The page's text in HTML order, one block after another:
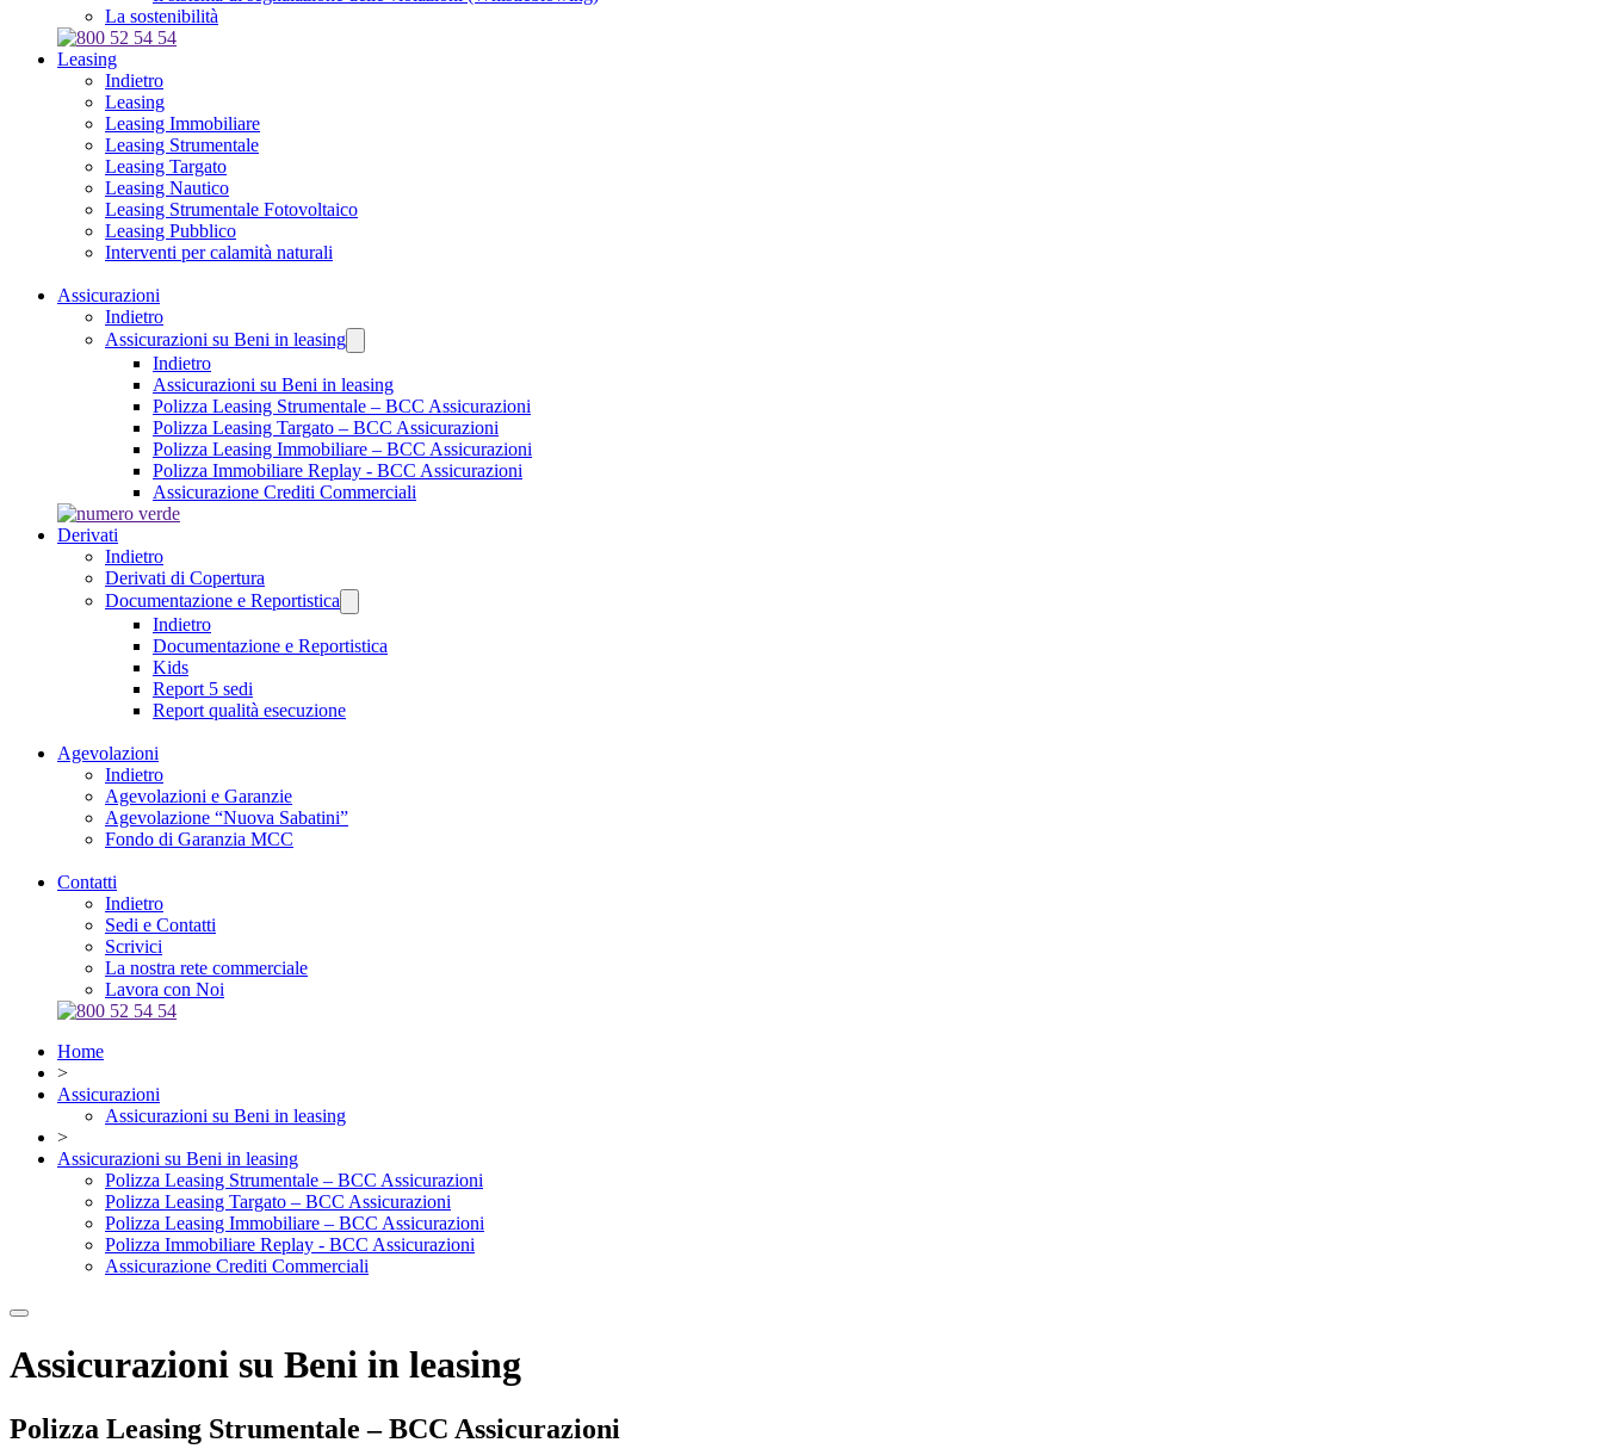
La sostenibilità
Leasing
Indietro
Leasing
Leasing Immobiliare
Leasing Strumentale
Leasing Targato
Leasing Nautico
Leasing Strumentale Fotovoltaico
Leasing Pubblico
Interventi per calamità naturali
Assicurazioni
Indietro
Assicurazioni su Beni in leasing
Indietro
Assicurazioni su Beni in leasing
Polizza Leasing Strumentale – BCC Assicurazioni
Polizza Leasing Targato – BCC Assicurazioni
Polizza Leasing Immobiliare – BCC Assicurazioni
Polizza Immobiliare Replay - BCC Assicurazioni
Assicurazione Crediti Commerciali
Derivati
Indietro
Derivati di Copertura
Documentazione e Reportistica
Indietro
Documentazione e Reportistica
Kids
Report 5 sedi
Report qualità esecuzione
Agevolazioni
Indietro
Agevolazioni e Garanzie
Agevolazione “Nuova Sabatini”
Fondo di Garanzia MCC
Contatti
Indietro
Sedi e Contatti
Scrivici
La nostra rete commerciale
Lavora con Noi
Home
>
Assicurazioni
Assicurazioni su Beni in leasing
>
Assicurazioni su Beni in leasing
Polizza Leasing Strumentale – BCC Assicurazioni
Polizza Leasing Targato – BCC Assicurazioni
Polizza Leasing Immobiliare – BCC Assicurazioni
Polizza Immobiliare Replay - BCC Assicurazioni
Assicurazione Crediti Commerciali
Assicurazioni su Beni in leasing
Polizza Leasing Strumentale – BCC Assicurazioni